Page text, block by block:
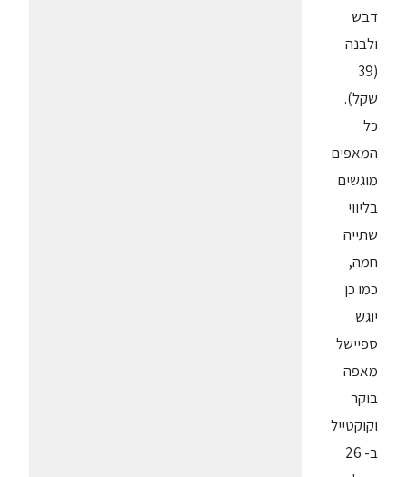
דבש
ולבנה
(39
שקל).
כל
המאפים
מוגשים
בליווי
שתייה
חמה,
כמו כן
יוגש
ספיישל
מאפה
בוקר
וקוקטייל
ב- 26